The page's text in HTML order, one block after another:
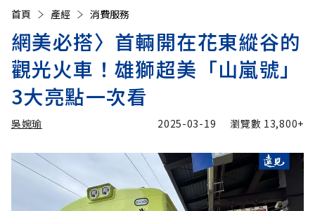
首頁 產經 消費服務
網美必搭〉首輛開在花東縱谷的
觀光火車！雄獅超美「山嵐號」
3大亮點一次看
吳婉瑜 2025-03-19 瀏覽數 13,800+